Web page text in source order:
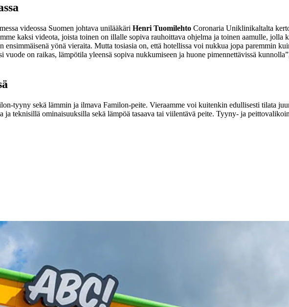
videossa Suomen johtava unilääkäri Henri Tuomilehto Coronaria Uniklinikaltalta
kaksi videota, joista toinen on illalle sopiva rauhoittava ohjelma ja toinen aamulle, jolla
ensimmäisenä yönä vieraita. Mutta tosiasia on, että hotellissa voi nukkua jopa paremmin
vuode on raikas, lämpötila yleensä sopiva nukkumiseen ja huone pimennettävissä
tyyny sekä lämmin ja ilmava Familon-peite. Vieraamme voi kuitenkin edullisesti tilata
ja teknisillä ominaisuuksilla sekä lämpöä tasaava tai viilentävä peite. Tyyny- ja